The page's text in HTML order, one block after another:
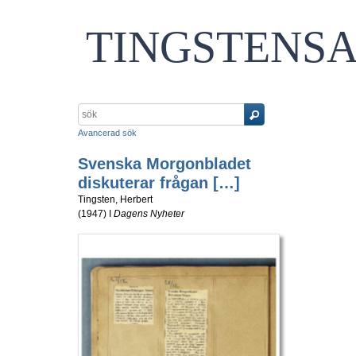
Avancerad sök
Svenska Morgonbladet
diskuterar frågan […]
Tingsten, Herbert
(1947) I Dagens Nyheter